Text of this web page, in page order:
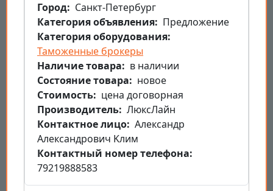
Город
Санкт-Петербург
Категория объявления
Предложение
Категория оборудования
Таможенные брокеры
Наличие товара
в наличии
Состояние товара
новое
Стоимость
цена договорная
Производитель ЛюксЛайн
Контактное лицо Александр
Александрович Kлим
Контактный номер телефона
79219888583